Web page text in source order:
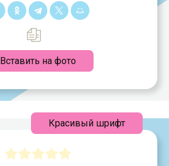
Вставить на фото
Красивый шрифт